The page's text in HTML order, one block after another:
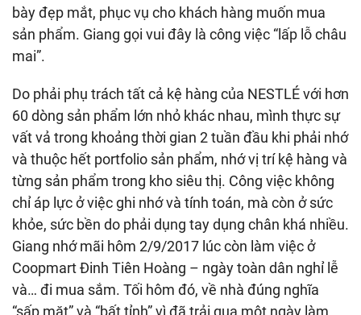
bày đẹp mắt, phục vụ cho khách hàng muốn mua
sản phẩm. Giang gọi vui đây là công việc “lấp lỗ châu
mai”.
Do phải phụ trách tất cả kệ hàng của NESTLÉ với hơn
60 dòng sản phẩm lớn nhỏ khác nhau, mình thực sự
vất vả trong khoảng thời gian 2 tuần đầu khi phải nhớ
và thuộc hết portfolio sản phẩm, nhớ vị trí kệ hàng và
từng sản phẩm trong kho siêu thị. Công việc không
chỉ áp lực ở việc ghi nhớ và tính toán, mà còn ở sức
khỏe, sức bền do phải dụng tay dụng chân khá nhiều.
Giang nhớ mãi hôm 2/9/2017 lúc còn làm việc ở
Coopmart Đinh Tiên Hoàng – ngày toàn dân nghỉ lễ
và… đi mua sắm. Tối hôm đó, về nhà đúng nghĩa
“sấp mặt” và “bất tỉnh” vì đã trải qua một ngày làm